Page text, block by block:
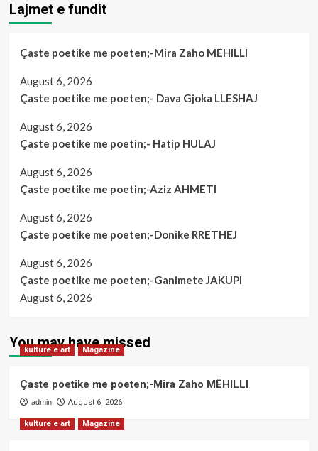
Lajmet e fundit
Çaste poetike me poeten;-Mira Zaho MËHILLI
August 6, 2026
Çaste poetike me poeten;- Dava Gjoka LLESHAJ
August 6, 2026
Çaste poetike me poetin;- Hatip HULAJ
August 6, 2026
Çaste poetike me poetin;-Aziz AHMETI
August 6, 2026
Çaste poetike me poeten;-Donike RRETHEJ
August 6, 2026
Çaste poetike me poeten;-Ganimete JAKUPI
August 6, 2026
You may have missed
kulture e art Magazine
Çaste poetike me poeten;-Mira Zaho MËHILLI
admin August 6, 2026
kulture e art Magazine